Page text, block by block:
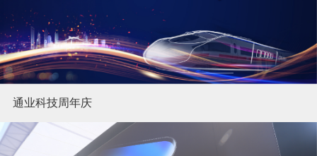
通业科技周年庆